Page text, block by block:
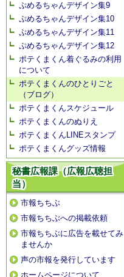
ぷめるちゃんデザイン集9
ぷめるちゃんデザイン集10
ぷめるちゃんデザイン集11
ぷめるちゃんデザイン集12
ポテくまくん着ぐるみの利用
について
ポテくまくんのひとりごと
（ブログ）
ポテくまくんスケジュール
ポテくまくんのぬりえ
ポテくまくんLINEスタンプ
ポテくまくんグッズ情報
秘書広報課（広報広聴担
当）
市報ちちぶ
市報ちちぶへの掲載依頼
市報ちちぶに広告を載せてみ
ませんか
声の市報を発行しています
ホームページについて